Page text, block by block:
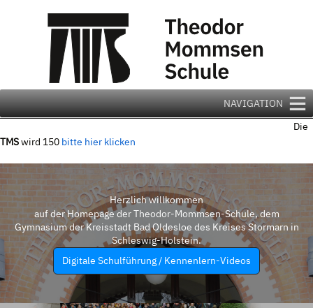
NAVIGATION
Die
TMSwird 150 bitte hier klicken
Herzlich willkommen
auf der Homepage der Theodor-Mommsen-Schule, dem
Gymnasium der Kreisstadt Bad Oldesloe des Kreises Stormarn in
Schleswig-Holstein.
Digitale Schulführung / Kennenlern-Videos